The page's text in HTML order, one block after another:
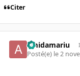
Citer
amidamariu
Posté(e) le 2